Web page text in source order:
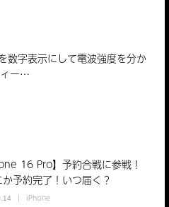
数字表示にして電波強度を分か
ー…
16 Pro】予約合戦に参戦！
予約完了！いつ届く？
iPhone